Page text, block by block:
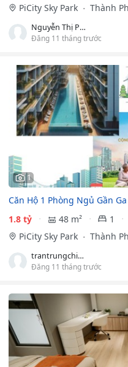
PiCity Sky Park
Thành
Nguyễn Thị Phương Duyên
Đăng 11 tháng trước
1
Căn Hộ 1 Phòng Ngủ Gần
1.8 tỷ
48 m² 1
PiCity Sky Park
Thành
trantrungchien
Đăng 11 tháng trước